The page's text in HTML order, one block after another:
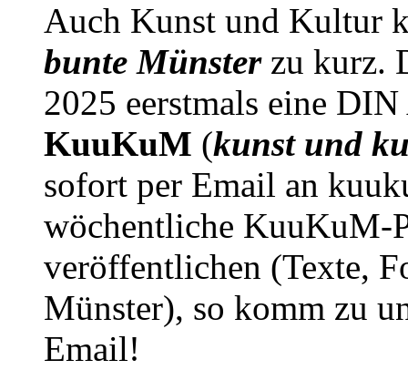
Auch Kunst und Kultur
bunte Münsterzu kurz.
2025 eerstmals eine
KuuKuM (kunst und
sofort per Email an
wöchentliche KuuKuM-
veröffentlichen (Texte,
Münster), so komm zu
Email!